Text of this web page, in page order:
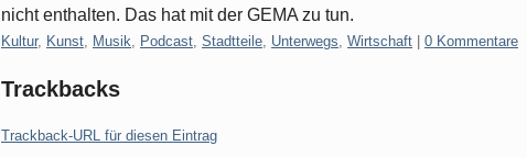
nicht enthalten. Das hat mit der GEMA zu tun.
Kategorien:
Kultur, Kunst, Musik, Podcast, Stadtteile, Unterwegs, Wirtschaft 0 Kommentare
Trackbacks
Trackback-URL für diesen Eintrag